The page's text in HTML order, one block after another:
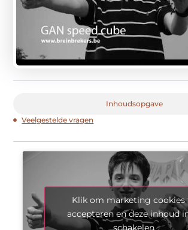
Inhoudsopgave
Veelgestelde vragen
Klik om marketing cookies
accepteren en deze inhoud
schakelen